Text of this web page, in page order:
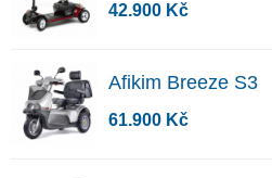
42.900 Kč
Afikim Breeze S3
61.900 Kč